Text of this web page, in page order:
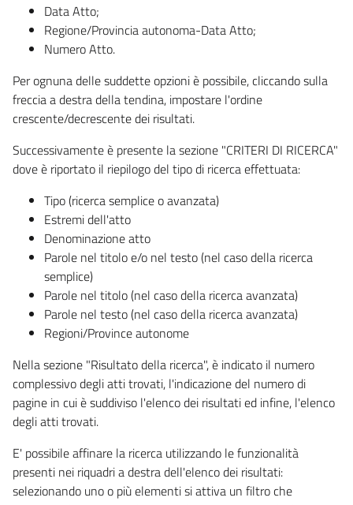
Data Atto;
Regione/Provincia autonoma-Data Atto;
Numero Atto.
Per ognuna delle suddette opzioni è possibile, cliccando sulla
freccia a destra della tendina, impostare l'ordine
crescente/decrescente dei risultati.
Successivamente è presente la sezione "CRITERI DI RICERCA"
dove è riportato il riepilogo del tipo di ricerca effettuata:
Tipo (ricerca semplice o avanzata)
Estremi dell'atto
Denominazione atto
Parole nel titolo e/o nel testo (nel caso della ricerca
semplice)
Parole nel titolo (nel caso della ricerca avanzata)
Parole nel testo (nel caso della ricerca avanzata)
Regioni/Province autonome
Nella sezione "Risultato della ricerca", è indicato il numero
complessivo degli atti trovati, l'indicazione del numero di
pagine in cui è suddiviso l'elenco dei risultati ed infine, l'elenco
degli atti trovati.
E' possibile affinare la ricerca utilizzando le funzionalità
presenti nei riquadri a destra dell'elenco dei risultati:
selezionando uno o più elementi si attiva un filtro che